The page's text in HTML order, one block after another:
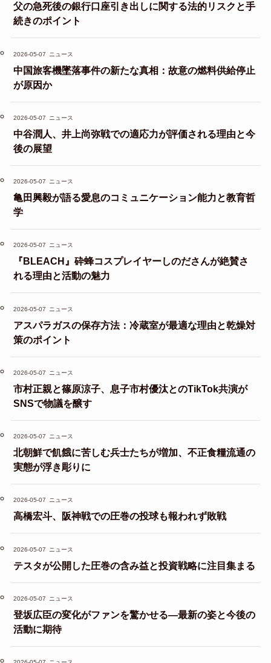
父の急死後の銀行口座引き出しに関する法的リスクと手
続きのポイント
2026-05-07 ニュース
中国旅客機墜落事件の新たな真相：故意の燃料供給停止
が原因か
2026-05-07 ニュース
中谷潤人、井上尚弥戦での適応力が評価される理由と今
後の展望
2026-05-07 ニュース
亀田興毅が語る愛息のコミュニケーション能力と教育哲
学
2026-05-07 ニュース
『BLEACH』砕蜂コスプレイヤーしのださんが絶賛さ
れる理由と活動の魅力
2026-05-07 ニュース
アスパラガスの保存方法：冷蔵室が最適な理由と乾燥対
策のポイント
2026-05-07 ニュース
市村正親と篠原涼子、息子市村優汰とのTikTok共演が
SNSで物議を醸す
2026-05-07 ニュース
北朝鮮で飢餓に苦しむ兵士たちが増加、不正食糧流通の
実態が浮き彫りに
2026-05-07 ニュース
高橋宏斗、阪神戦での圧巻の投球も報われず敗戦
2026-05-07 ニュース
テスタが公開した圧巻の含み益と投資戦略に注目集まる
2026-05-07 ニュース
登坂広臣の変化がファンを驚かせる—最新の姿と今後の
活動に期待